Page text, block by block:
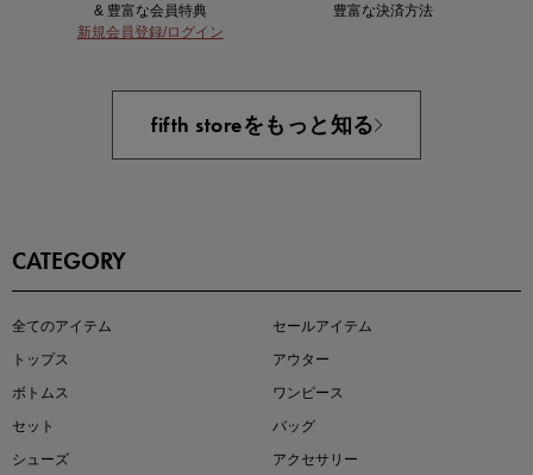
即戦力アイテム続々対象
& 豊富な会員特典
新規会員登録/ログイン
豊富な決済方法
fifth storeをもっと知る
CATEGORY
全てのアイテム
セールアイテム
トップス
アウター
ボトムス
ワンピース
セット
バッグ
シューズ
アクセサリー